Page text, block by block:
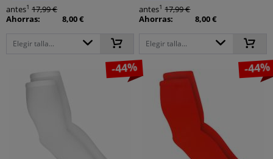
antes1 17,99 €
Ahorras:
8,00 €
Elegir talla...
antes1 17,99 €
Ahorras:
8,00 €
Elegir talla...
-44% -44%